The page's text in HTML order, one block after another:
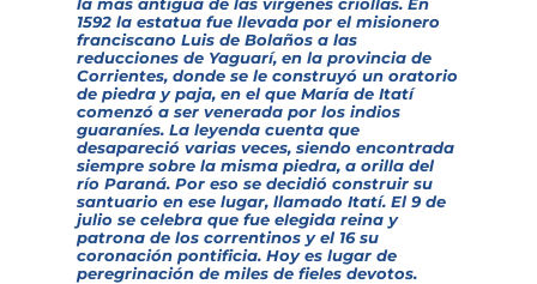
1592 la estatua fue llevada por el misionero
franciscano Luis de Bolaños a las
reducciones de Yaguarí, en la provincia de
Corrientes, donde se le construyó un oratorio
de piedra y paja, en el que María de Itatí
comenzó a ser venerada por los indios
guaraníes. La leyenda cuenta que
desapareció varias veces, siendo encontrada
siempre sobre la misma piedra, a orilla del
río Paraná. Por eso se decidió construir su
santuario en ese lugar, llamado Itatí. El 9 de
julio se celebra que fue elegida reina y
patrona de los correntinos y el 16 su
coronación pontificia. Hoy es lugar de
peregrinación de miles de fieles devotos.